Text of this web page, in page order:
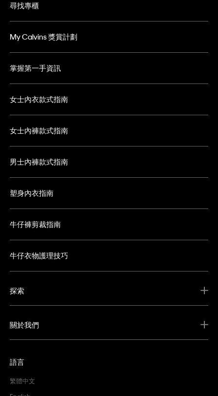
尋找專櫃
My Calvins 獎賞計劃
掌握第一手資訊
女士內衣款式指南
女士內褲款式指南
男士內褲款式指南
塑身內衣指南
牛仔褲剪裁指南
牛仔衣物護理技巧
探索
關於我們
語言
繁體中文